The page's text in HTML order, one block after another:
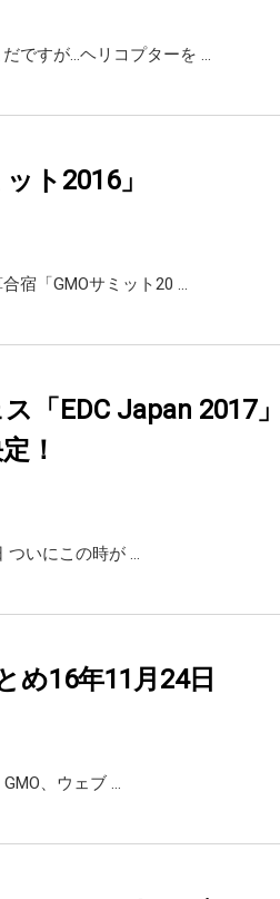
ですが…ヘリコプターを …
ト2016」
宿「GMOサミット20 …
「EDC Japan 2017」
！
ついにこの時が …
め16年11月24日
日 GMO、ウェブ …